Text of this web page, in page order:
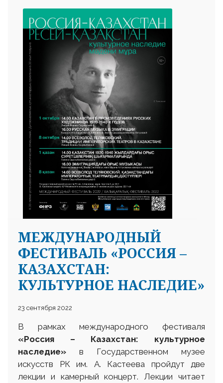
МЕЖДУНАРОДНЫЙ
ФЕСТИВАЛЬ «РОССИЯ –
КАЗАХСТАН:
КУЛЬТУРНОЕ НАСЛЕДИЕ»
23 сентября 2022
В рамках международного фестиваля
«Россия – Казахстан: культурное
наследие» в Государственном музее
искусств РК им. А. Кастеева пройдут две
лекции и камерный концерт. Лекции читает